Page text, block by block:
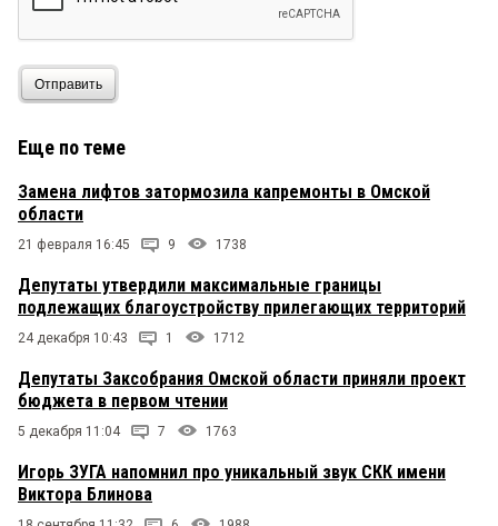
Отправить
Еще по теме
Замена лифтов затормозила капремонты в Омской
области
21 февраля 16:45 9 1738
Депутаты утвердили максимальные границы
подлежащих благоустройству прилегающих территорий
24 декабря 10:43 1 1712
Депутаты Заксобрания Омской области приняли проект
бюджета в первом чтении
5 декабря 11:04 7 1763
Игорь ЗУГА напомнил про уникальный звук СКК имени
Виктора Блинова